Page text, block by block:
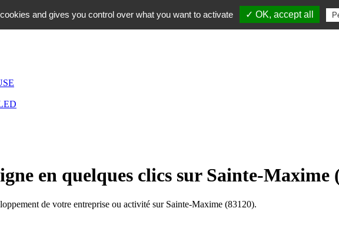
en quelques clics sur Sainte-Maxime
de votre entreprise ou activité sur Sainte-Maxime (83120).
and gives you control over what you want to activate ✓ OK, accept all